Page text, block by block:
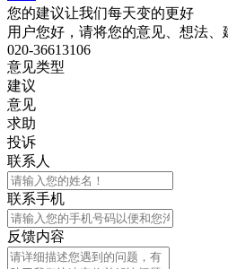
您的建议让我们每天变的更好
用户您好，请将您的意见、想法
020-36613106
意见类型
建议
意见
求助
投诉
联系人
联系手机
反馈内容